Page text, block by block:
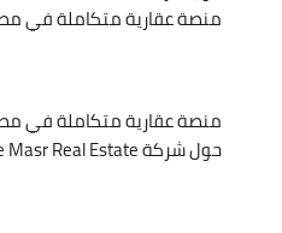
منصة عقارية متكاملة في
منصة عقارية متكاملة في
حول شركة Gate Masr Real Estate